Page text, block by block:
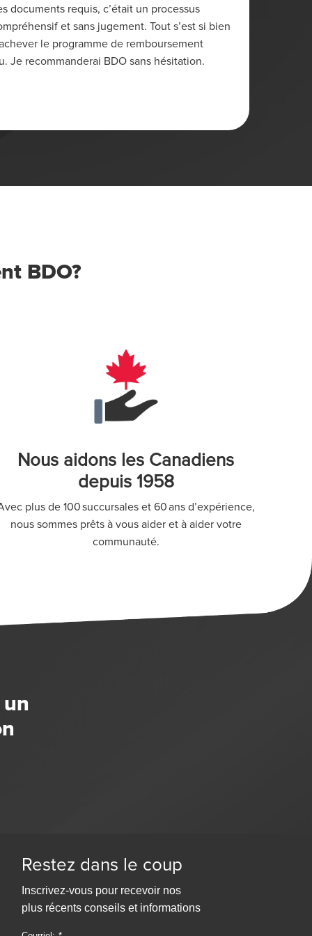
documents requis, c’était un processus
et sans jugement. Tout s’est si bien
le programme de remboursement
Je recommanderai BDO sans hésitation.
BDO?
Nous aidons les Canadiens
depuis 1958
plus de 100 succursales et 60 ans d’expérience,
nous sommes prêts à vous aider et à aider votre
communauté.
un
Restez dans le coup
Inscrivez-vous pour recevoir nos
plus récents conseils et informations